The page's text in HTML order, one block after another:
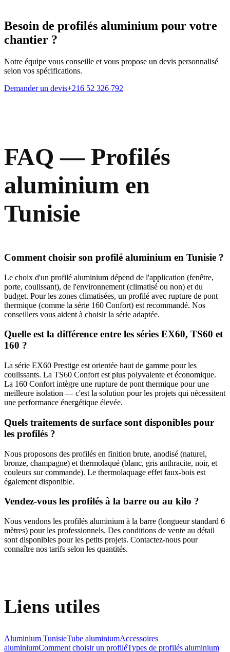
Besoin de profilés aluminium pour votre
chantier ?
Notre équipe vous conseille et vous propose un devis personnalisé
selon vos spécifications.
Demander un devis+216 52 326 792
FAQ — Profilés
aluminium en
Tunisie
Comment choisir son profilé aluminium en Tunisie ?
Le choix d'un profilé aluminium dépend de l'application (fenêtre,
porte, coulissant), de l'environnement (climatisé ou non) et du
budget. Pour les zones climatisées, un profilé avec rupture de pont
thermique (comme la série 160 Confort) est recommandé. Nos
conseillers vous aident à choisir la série adaptée.
Quelle est la différence entre les séries EX60, TS60 et
160 ?
La série EX60 Prestige est orientée haut de gamme pour les
coulissants. La TS60 Confort est plus polyvalente et économique.
La 160 Confort intègre une rupture de pont thermique pour une
meilleure isolation — c'est la solution pour les projets qui nécessitent
une performance énergétique élevée.
Quels traitements de surface sont disponibles pour
les profilés ?
Nous proposons des profilés en finition brute, anodisé (naturel,
bronze, champagne) et thermolaqué (blanc, gris anthracite, noir, et
couleurs sur commande). Le thermolaquage effet faux-bois est
également disponible.
Vendez-vous les profilés à la barre ou au kilo ?
Nous vendons les profilés aluminium à la barre (longueur standard 6
mètres) pour les professionnels. Des conditions de vente au détail
sont disponibles pour les petits projets. Contactez-nous pour
connaître nos tarifs selon les quantités.
Liens utiles
Aluminium TunisieTube aluminiumAccessoires
aluminiumComment choisir un profiléTypes de profilés aluminium